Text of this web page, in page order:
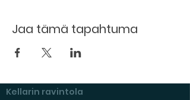
Jaa tämä tapahtuma
Kellarin ravintola